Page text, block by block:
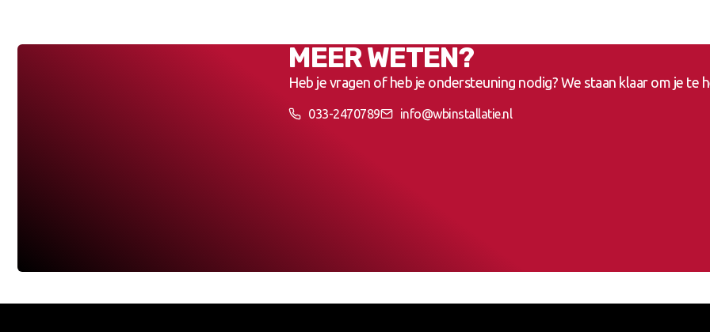
MEER WETEN?
Heb je vragen of heb je ondersteuning nodig? We staan klaar om je te
033-2470789 info@wbinstallatie.nl